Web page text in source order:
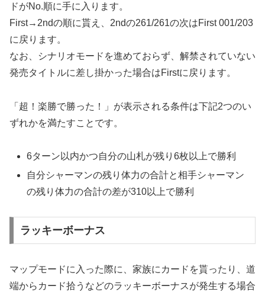
ドがNo.順に手に入ります。
First→2ndの順に貰え、2ndの261/261の次はFirst 001/203
に戻ります。
なお、シナリオモードを進めておらず、解禁されていない
発売タイトルに差し掛かった場合はFirstに戻ります。
「超！楽勝で勝った！」が表示される条件は下記2つのい
ずれかを満たすことです。
6ターン以内かつ自分の山札が残り6枚以上で勝利
自分シャーマンの残り体力の合計と相手シャーマン
の残り体力の合計の差が310以上で勝利
ラッキーボーナス
マップモードに入った際に、家族にカードを貰ったり、道
端からカード拾うなどのラッキーボーナスが発生する場合